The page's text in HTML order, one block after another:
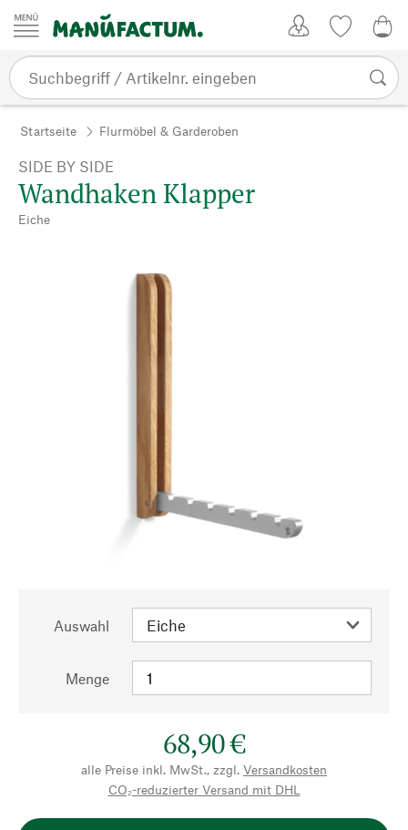
Zum Inhalt springen
Startseite Flurmöbel & Garderoben
SIDE BY SIDE
Wandhaken Klapper
Eiche
Auswahl
Menge
68,90 €
alle Preise inkl. MwSt., zzgl. Versandkosten
CO₂-reduzierter Versand mit DHL